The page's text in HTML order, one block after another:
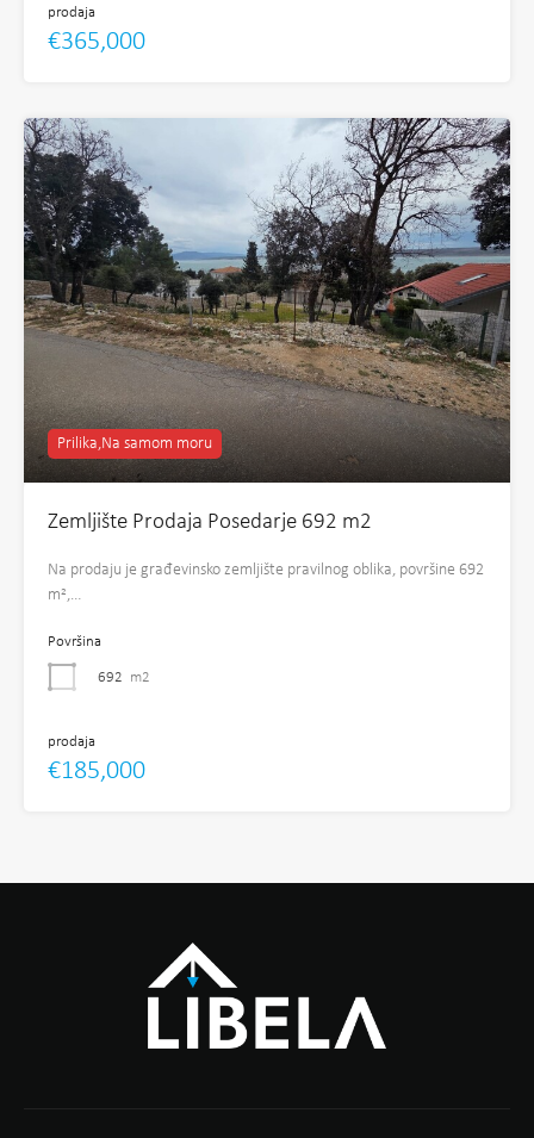
prodaja
€365,000
Prilika,Na samom moru
Zemljište Prodaja Posedarje 692 m2
Na prodaju je građevinsko zemljište pravilnog oblika, površine 692
m²,…
Površina
692 m2
prodaja
€185,000